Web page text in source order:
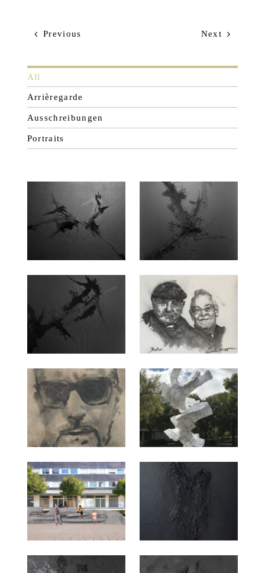
Previous Next
All
Arrièregarde
Ausschreibungen
Portraits